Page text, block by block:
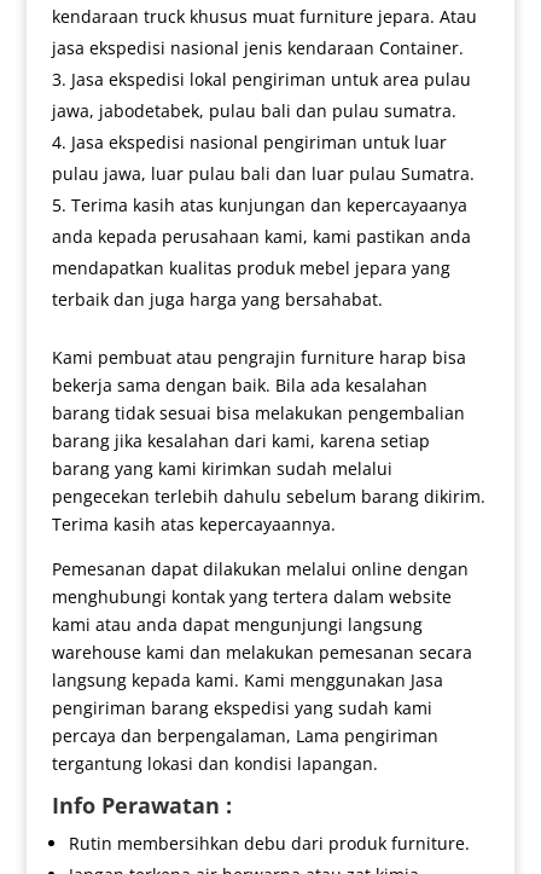
kendaraan truck khusus muat furniture jepara. Atau
jasa ekspedisi nasional jenis kendaraan Container.
Jasa ekspedisi lokal pengiriman untuk area pulau
jawa, jabodetabek, pulau bali dan pulau sumatra.
Jasa ekspedisi nasional pengiriman untuk luar
pulau jawa, luar pulau bali dan luar pulau Sumatra.
Terima kasih atas kunjungan dan kepercayaanya
anda kepada perusahaan kami, kami pastikan anda
mendapatkan kualitas produk mebel jepara yang
terbaik dan juga harga yang bersahabat.
Kami pembuat atau pengrajin furniture harap bisa
bekerja sama dengan baik. Bila ada kesalahan
barang tidak sesuai bisa melakukan pengembalian
barang jika kesalahan dari kami, karena setiap
barang yang kami kirimkan sudah melalui
pengecekan terlebih dahulu sebelum barang dikirim.
Terima kasih atas kepercayaannya.
Pemesanan dapat dilakukan melalui online dengan
menghubungi kontak yang tertera dalam website
kami atau anda dapat mengunjungi langsung
warehouse kami dan melakukan pemesanan secara
langsung kepada kami. Kami menggunakan Jasa
pengiriman barang ekspedisi yang sudah kami
percaya dan berpengalaman, Lama pengiriman
tergantung lokasi dan kondisi lapangan.
Info Perawatan :
Rutin membersihkan debu dari produk furniture.